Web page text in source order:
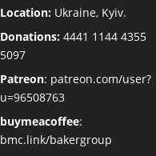
Location: Ukraine, Kyiv.
Donations: 4441 1144 4355
5097
Patreon: patreon.com/user?
u=96508763
buymeacoffee:
bmc.link/bakergroup